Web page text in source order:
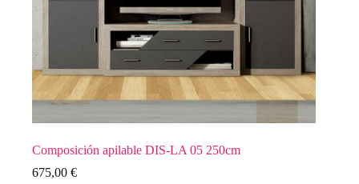
Composición apilable DIS-LA 05 250cm
675,00 €